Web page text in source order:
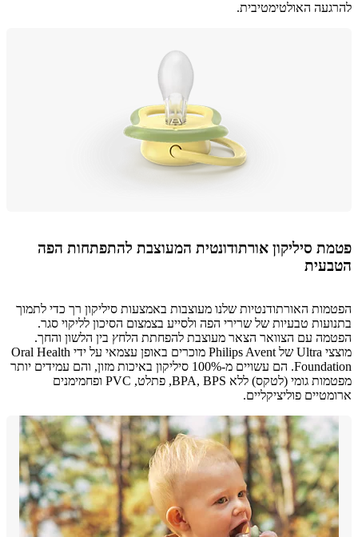
האולטימטיבית.
סיליקון אורתודונטית המעוצבת להתפתחות הפה
האורתודנטיות שלנו מעוצבות באמצעות סיליקון רך כדי לתמוך
טבעיות של שרירי הפה ולסייע בצמצום הסיכון לליקוי סגר.
עם הצוואר הצאר מעוצבת להפחתת הלחץ בין הלשון והחך.
מוצצי Ultra של Philips Avent מוכרים באופן עצמאי על ידי Oral Health
Foundation. הם עשויים מ-100% סיליקון באיכות מזון, והם עמידים יותר
מפטמות גומי (לטקס) ללא BPA, BPS, פתלט, PVC ופחמימנים
פוליציקליים.